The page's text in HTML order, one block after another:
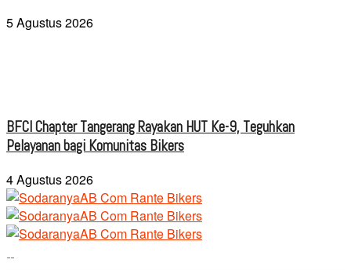
5 Agustus 2026
BFCI Chapter Tangerang Rayakan HUT Ke-9, Teguhkan
Pelayanan bagi Komunitas Bikers
4 Agustus 2026